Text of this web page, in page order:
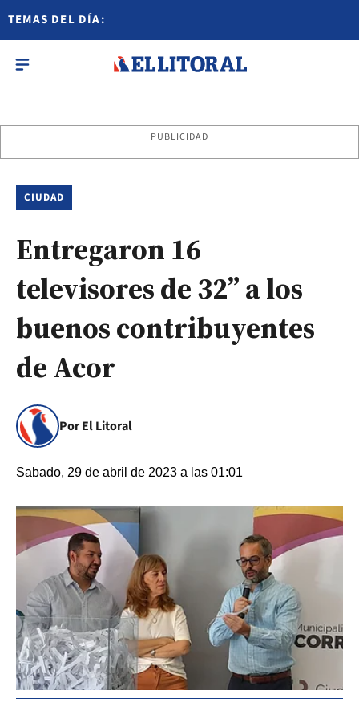
TEMAS DEL DÍA:
PUBLICIDAD
CIUDAD
Entregaron 16
televisores de 32” a los
buenos contribuyentes
de Acor
Por El Litoral
Sabado, 29 de abril de 2023 a las 01:01